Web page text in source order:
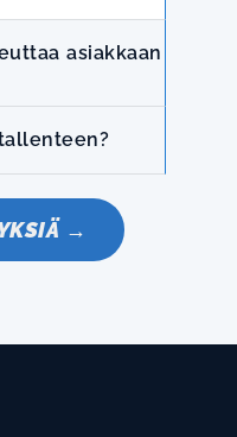
asiakkaan
→